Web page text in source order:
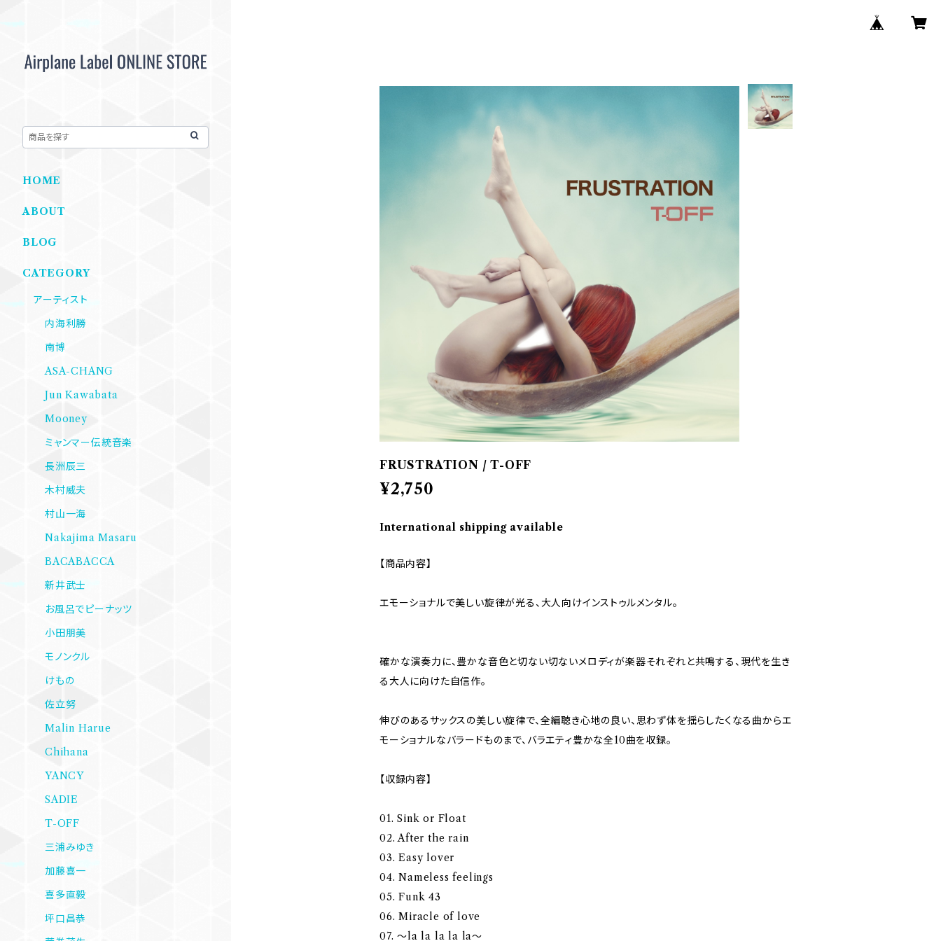
FRUSTRATION / T-OFF
¥2,750
International shipping available
【商品内容】
エモーショナルで美しい旋律が光る、大人向けインストゥルメンタル。
確かな演奏力に、豊かな音色と切ない切ないメロディが楽器それぞれと共鳴する、現代を生き
る大人に向けた自信作。
伸びのあるサックスの美しい旋律で、全編聴き心地の良い、思わず体を揺らしたくなる曲からエ
モーショナルなバラードものまで、バラエティ豊かな全10曲を収録。
【収録内容】
01. Sink or Float
02. After the rain
03. Easy lover
04. Nameless feelings
05. Funk 43
06. Miracle of love
07. ～la la la la la～
HOME
ABOUT
BLOG
CATEGORY
アーティスト
内海利勝
南博
ASA-CHANG
Jun Kawabata
Mooney
ミャンマー伝統音楽
長洲辰三
木村威夫
村山一海
Nakajima Masaru
BACABACCA
新井武士
お風呂でピーナッツ
小田朋美
モノンクル
けもの
佐立努
Malin Harue
Chihana
YANCY
SADIE
T-OFF
三浦みゆき
加藤喜一
喜多直毅
坪口昌恭